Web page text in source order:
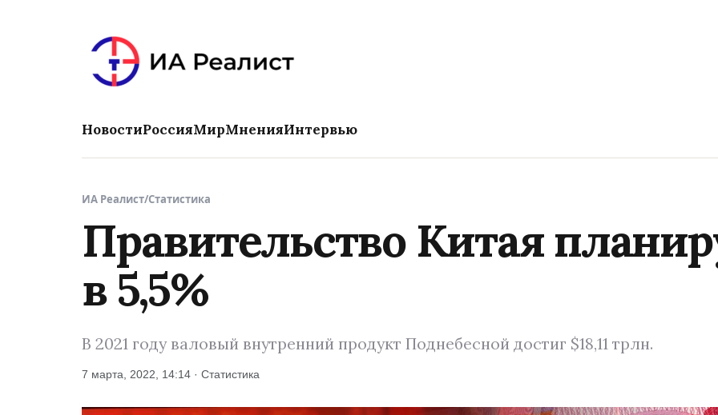
НовостиРоссияМирМненияИнтервью
ИА Реалист/Статистика
Правительство Китая
в 5,5%
В 2021 году валовый внутренний продукт Поднебесной достиг $18,11 трлн.
7 марта, 2022, 14:14 · Статистика